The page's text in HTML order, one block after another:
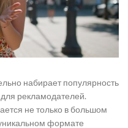
набирает популярность
рекламодателей.
не только в большом
формате